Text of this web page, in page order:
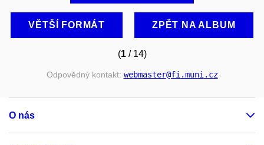
VĚTŠÍ FORMÁT ZPĚT NA ALBUM
(1/ 14)
Odpovědný kontakt: webmaster@fi .muni .cz
O nás